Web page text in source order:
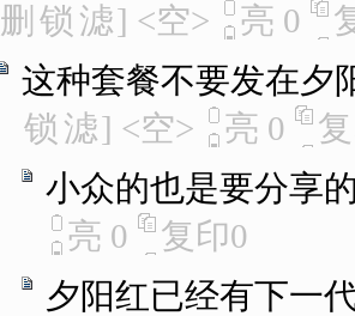
删 锁 滤] <空> 亮 0
这种套餐不要发在夕
锁 滤] <空> 亮 0
小众的也是要分享
亮 0 复印0
夕阳红已经有下一